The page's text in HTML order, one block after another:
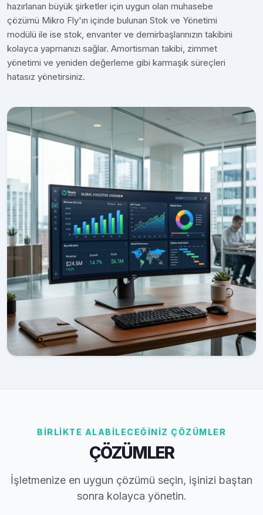
hazırlanan büyük şirketler için uygun olan muhasebe
çözümü Mikro Fly'ın içinde bulunan Stok ve Yönetimi
modülü ile ise stok, envanter ve demirbaşlarınızın takibini
kolayca yapmanızı sağlar. Amortisman takibi, zimmet
yönetimi ve yeniden değerleme gibi karmaşık süreçleri
hatasız yönetirsiniz.
BİRLİKTE ALABİLECEĞİNİZ ÇÖZÜMLER
ÇÖZÜMLER
İşletmenize en uygun çözümü seçin, işinizi baştan
sonra kolayca yönetin.